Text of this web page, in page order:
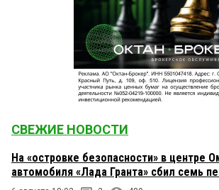
СВЕЖИЕ НОВОСТИ
На «островке безопасности» в центре
автомобиля «Лада Гранта» сбил семь